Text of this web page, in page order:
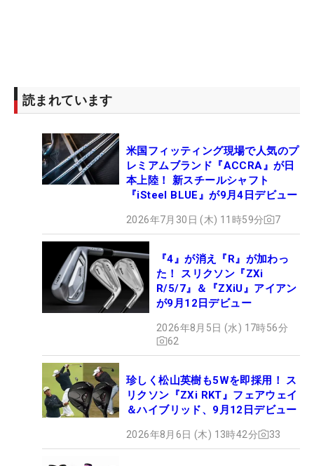
読まれています
米国フィッティング現場で人気のプ
レミアムブランド『ACCRA』が日
本上陸！ 新スチールシャフト
『iSteel BLUE』が9月4日デビュー
2026年7月30日 (木) 11時59分 7
『4』が消え『R』が加わっ
た！ スリクソン『ZXi
R/5/7』＆『ZXiU』アイアン
が9月12日デビュー
2026年8月5日 (水) 17時56分
62
珍しく松山英樹も5Wを即採用！ ス
リクソン『ZXi RKT』フェアウェイ
＆ハイブリッド、9月12日デビュー
2026年8月6日 (木) 13時42分 33